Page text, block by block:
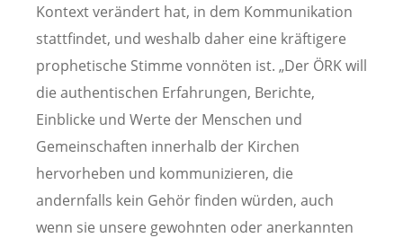
Kontext verändert hat, in dem Kommunikation
stattfindet, und weshalb daher eine kräftigere
prophetische Stimme vonnöten ist. „Der ÖRK will
die authentischen Erfahrungen, Berichte,
Einblicke und Werte der Menschen und
Gemeinschaften innerhalb der Kirchen
hervorheben und kommunizieren, die
andernfalls kein Gehör finden würden, auch
wenn sie unsere gewohnten oder anerkannten